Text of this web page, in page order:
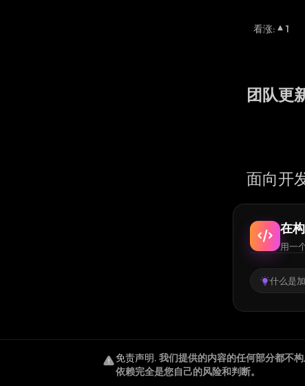
看涨: 1
团队更
面向开
在
用一
什么是
免责声明. 我们提供的内容的任何部分都不
依赖完全是您自己的风险和判断。